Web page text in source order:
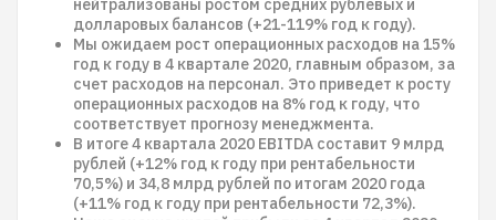
нейтрализованы ростом средних рублевых и
долларовых балансов (+21-119% год к году).
Мы ожидаем рост операционных расходов на 15%
год к году в 4 квартале 2020, главным образом, за
счет расходов на персонал. Это приведет к росту
операционных расходов на 8% год к году, что
соответствует прогнозу менеджмента.
В итоге 4 квартала 2020 EBITDA составит 9 млрд
рублей (+12% год к году при рентабельности
70,5%) и 34,8 млрд рублей по итогам 2020 года
(+11% год к году при рентабельности 72,3%).